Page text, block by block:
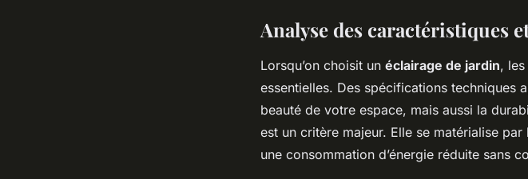
Analyse des caractéristiques
Lorsqu’on choisit un éclairage de jardin, les
essentielles. Des spécifications techniques
beauté de votre espace, mais aussi la
est un critère majeur. Elle se matérialise
une consommation d’énergie réduite sans